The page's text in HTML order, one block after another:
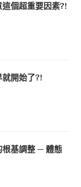
個超重要因素?!
開始了?!
根基調整 ─ 體態